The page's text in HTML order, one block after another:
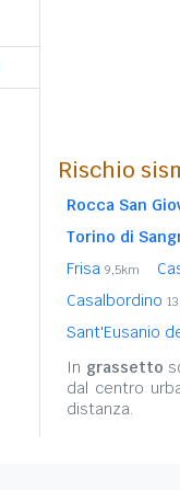
Rischio
Rocca San
Torino di
Frisa 9,5km
Casalbordino
Sant'Eusanio
In grassetto
dal centro
distanza.